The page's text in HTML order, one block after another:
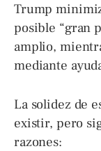
Trump
posible “gran
amplio,
mediante
La solidez de
existir, pero
razones: